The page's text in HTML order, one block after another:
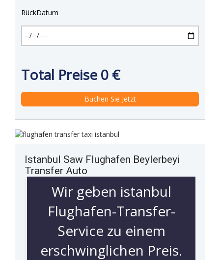
RückDatum
Total Preise0 €
Istanbul Saw Flughafen Beylerbeyi
Transfer Auto
Wir geben istanbul
Flughafen-Transfer-
Service zu einem
erschwinglichen Preis.